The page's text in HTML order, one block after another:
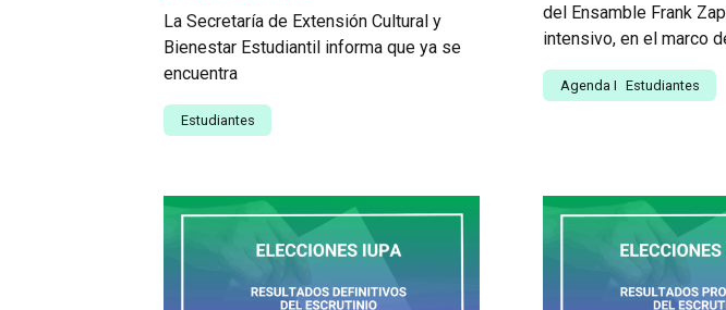
La Secretaría de Extensión Cultural y
Bienestar Estudiantil informa que ya se
encuentra
Estudiantes
del Ensamble Frank
intensivo, en el marco
Agenda I Estudiantes